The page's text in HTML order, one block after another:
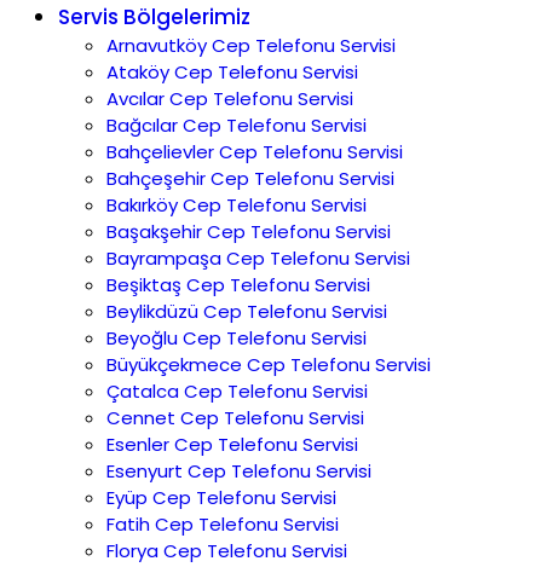
Servis Bölgelerimiz
Arnavutköy Cep Telefonu Servisi
Ataköy Cep Telefonu Servisi
Avcılar Cep Telefonu Servisi
Bağcılar Cep Telefonu Servisi
Bahçelievler Cep Telefonu Servisi
Bahçeşehir Cep Telefonu Servisi
Bakırköy Cep Telefonu Servisi
Başakşehir Cep Telefonu Servisi
Bayrampaşa Cep Telefonu Servisi
Beşiktaş Cep Telefonu Servisi
Beylikdüzü Cep Telefonu Servisi
Beyoğlu Cep Telefonu Servisi
Büyükçekmece Cep Telefonu Servisi
Çatalca Cep Telefonu Servisi
Cennet Cep Telefonu Servisi
Esenler Cep Telefonu Servisi
Esenyurt Cep Telefonu Servisi
Eyüp Cep Telefonu Servisi
Fatih Cep Telefonu Servisi
Florya Cep Telefonu Servisi